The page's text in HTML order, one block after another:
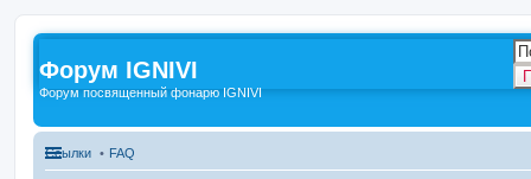
Форум IGNIVI
Форум посвященный фонарю IGNIVI
Ссылки FAQ